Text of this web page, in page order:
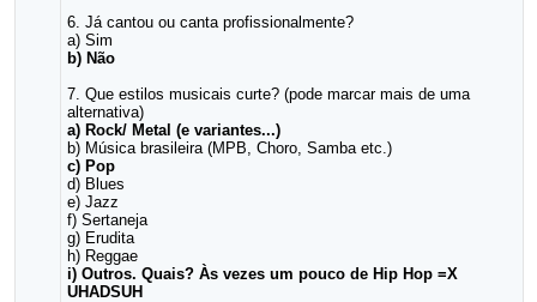
6. Já cantou ou canta profissionalmente?
a) Sim
b) Não
7. Que estilos musicais curte? (pode marcar mais de uma
alternativa)
a) Rock/ Metal (e variantes...)
b) Música brasileira (MPB, Choro, Samba etc.)
c) Pop
d) Blues
e) Jazz
f) Sertaneja
g) Erudita
h) Reggae
i) Outros. Quais? Às vezes um pouco de Hip Hop =X
UHADSUH